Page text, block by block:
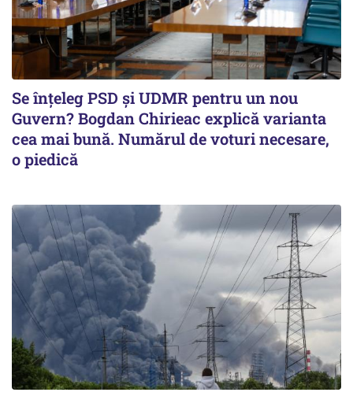
Se înţeleg PSD şi UDMR pentru un nou
Guvern? Bogdan Chirieac explică varianta
cea mai bună. Numărul de voturi necesare,
o piedică